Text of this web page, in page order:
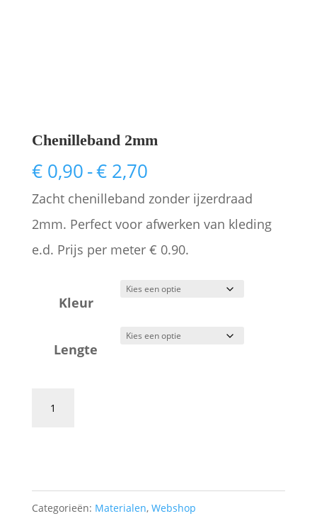
Chenilleband 2mm
€0,90-€2,70Prijsklasse:
€ 0,90
tot
€ 2,70
Zacht chenilleband zonder ijzerdraad
2mm. Perfect voor afwerken van kleding
e.d. Prijs per meter € 0.90.
Kleur
Lengte
Chenilleband
Categorieën: Materialen, Webshop